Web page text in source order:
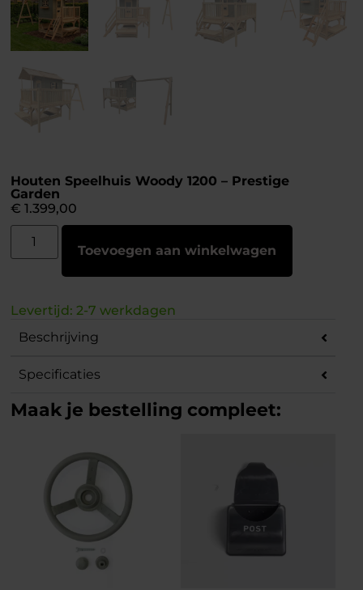
Houten Speelhuis Woody 1200 – Prestige
Garden
€ 1.399,00
Toevoegen aan winkelwagen
Levertijd: 2-7 werkdagen
Beschrijving
Specificaties
Maak je bestelling compleet: